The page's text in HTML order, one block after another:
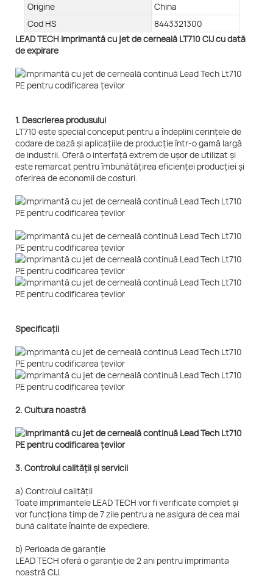
Origine
China
Cod HS
8443321300
LEAD TECH Imprimantă cu jet de cerneală LT710 CIJ cu dată
de expirare
1. Descrierea produsului
LT710 este special conceput pentru a îndeplini cerințele de
codare de bază și aplicațiile de producție într-o gamă largă
de industrii. Oferă o interfață extrem de ușor de utilizat și
este remarcat pentru îmbunătățirea eficienței producției și
oferirea de economii de costuri.
Specificații
2. Cultura noastră
3. Controlul calității și servicii
a) Controlul calității
Toate imprimantele LEAD TECH vor fi verificate complet și
vor funcționa timp de 7 zile pentru a ne asigura de cea mai
bună calitate înainte de expediere.
b) Perioada de garanție
LEAD TECH oferă o garanție de 2 ani pentru imprimanta
noastră CIJ.